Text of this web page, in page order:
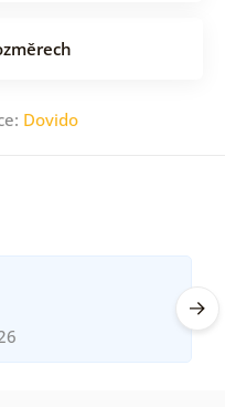
Dovido